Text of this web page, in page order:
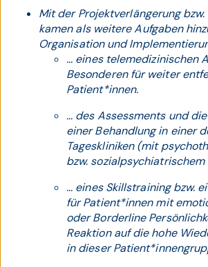
Mit der Projektverlängerung
kamen als weitere Aufgaben
Organisation und
... eines telemedizinischen
Besonderen für weiter
Patient*innen.
... des Assessments und
einer Behandlung in einer
Tageskliniken (mit
bzw.
... eines Skillstraining bzw.
für Patient*innen mit
oder Borderline
Reaktion auf die hohe
in dieser